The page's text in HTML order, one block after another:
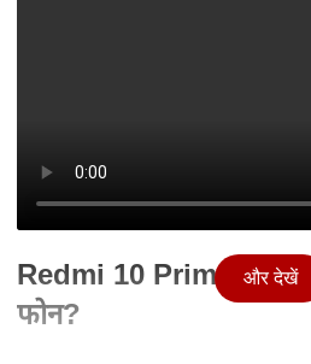
Redmi 10 Prime:
फोन?
और देखें